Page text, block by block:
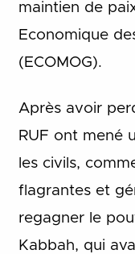
maintien de
Economique
(ECOMOG).
Après avoir
RUF ont mené
les civils,
flagrantes et
regagner le
Kabbah, qui